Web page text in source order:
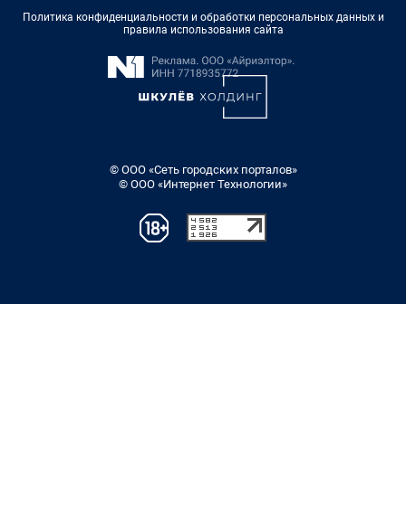
Политика конфиденциальности и обработки персональных данных и
правила использования сайта
© ООО «Сеть городских порталов»
© ООО «Интернет Технологии»